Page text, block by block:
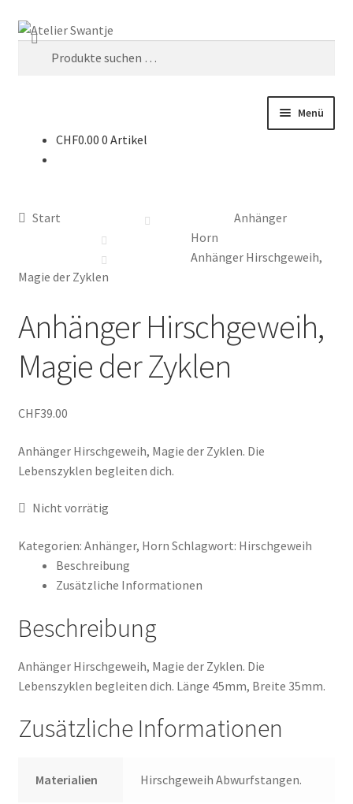
Zur
Navigation
Zum
Inhalt
Suche
Suchen
Menü
Mein Konto
Räuchern & Trommeln
Shop
CHF0.00 0 Artikel
Start
Anhänger
Horn
Anhänger Hirschgeweih,
Magie der Zyklen
Anhänger Hirschgeweih,
Magie der Zyklen
CHF39.00
Anhänger Hirschgeweih, Magie der Zyklen. Die
Lebenszyklen begleiten dich.
Nicht vorrätig
Kategorien: Anhänger, Horn Schlagwort: Hirschgeweih
Beschreibung
Zusätzliche Informationen
Beschreibung
Anhänger Hirschgeweih, Magie der Zyklen. Die
Lebenszyklen begleiten dich. Länge 45mm, Breite 35mm.
Zusätzliche Informationen
Materialien Hirschgeweih Abwurfstangen.